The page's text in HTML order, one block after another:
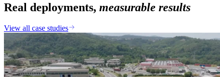
Real deployments, measurable results
View all case studies